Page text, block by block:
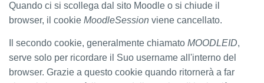
Quando ci si scollega dal sito Moodle o si chiude il
browser, il cookie MoodleSession viene cancellato.
Il secondo cookie, generalmente chiamato MOODLEID,
serve solo per ricordare il Suo username all'interno del
browser. Grazie a questo cookie quando ritornerà a far